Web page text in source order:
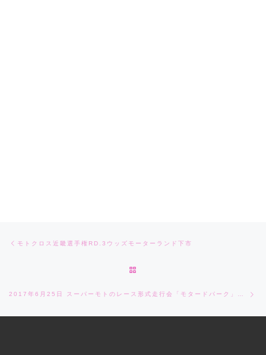
Post navigation
モトクロス近畿選手権RD.3ウッズモーターランド下市
2017年6月25日 スーパーモトのレース形式走行会「モタードパーク」に参戦してきました！